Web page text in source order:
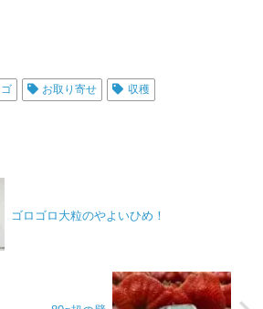
お取り寄せ
収穫
ゴロゴロ大粒のやよいひめ！